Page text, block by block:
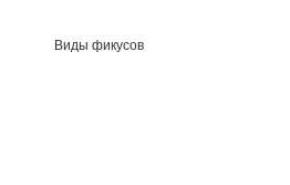
Виды фикусов